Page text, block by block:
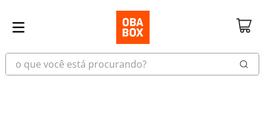
o que você está procurando?